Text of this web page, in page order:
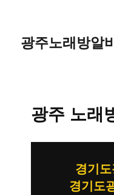
광주노래방알
광주 노래
경기
경기도